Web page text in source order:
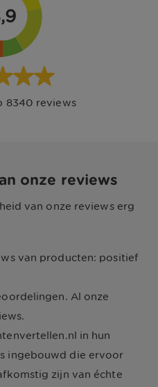
8340 reviews
onze reviews
van onze reviews erg
van producten: positief
Al onze
in hun
ingebouwd die ervoor
zijn van échte